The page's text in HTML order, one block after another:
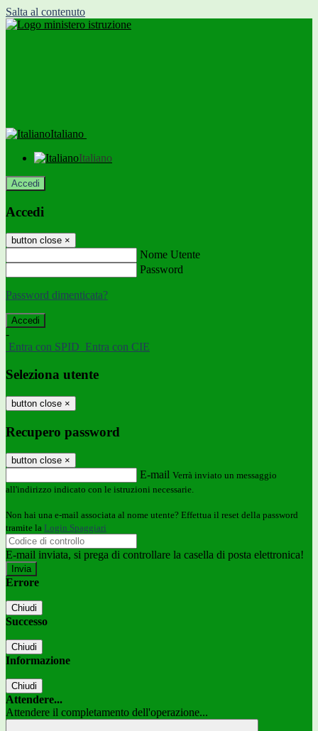
Salta al contenuto
Italiano
Italiano
Accedi
Accedi
button close ×
Nome Utente
Password
Password dimenticata?
-
Entra con SPID Entra con CIE
Seleziona utente
button close ×
Recupero password
button close ×
E-mail Verrà inviato un messaggio
all'indirizzo indicato con le istruzioni necessarie.
Non hai una e-mail associata al nome utente? Effettua il reset della password
tramite la Login Spaggiari
E-mail inviata, si prega di controllare la casella di posta elettronica!
Errore
Chiudi
Successo
Chiudi
Informazione
Chiudi
Attendere...
Attendere il completamento dell'operazione...